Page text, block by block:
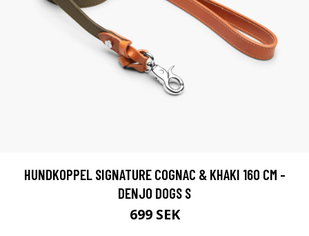
HUNDKOPPEL SIGNATURE COGNAC & KHAKI 160 CM -
DENJO DOGS S
699 SEK